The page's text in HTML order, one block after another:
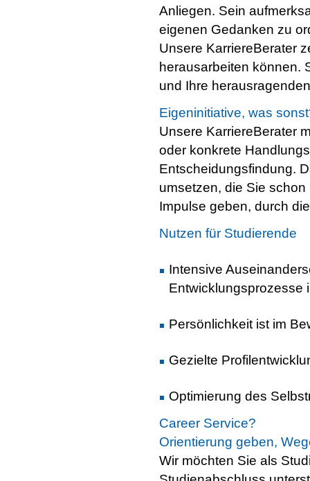
Anliegen. Sein
eigenen Gedanken zu
Unsere KarriereBerater
herausarbeiten können.
und Ihre
Eigeninitiative, was
Unsere KarriereBerater
oder konkrete
Entscheidungsfindung.
umsetzen, die Sie
Impulse geben, durch
Nutzen für Studierende
Intensive
Entwicklungsprozesse
Persönlichkeit ist im
Gezielte
Optimierung des
Career Service?
Orientierung geben,
Wir möchten Sie als